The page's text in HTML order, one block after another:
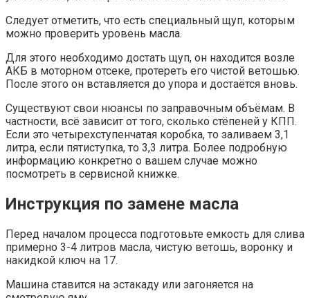
Следует отметить, что есть специальный щуп, которым
можно проверить уровень масла.
Для этого необходимо достать щуп, он находится возле
АКБ в моторном отсеке, протереть его чистой ветошью.
После этого он вставляется до упора и достаётся вновь.
Существуют свои нюансы по заправочным объёмам. В
частности, всё зависит от того, сколько стёпеней у КПП.
Если это четырехступенчатая коробка, то заливаем 3,1
литра, если пятиступка, то 3,3 литра. Более подробную
информацию конкретно о вашем случае можно
посмотреть в сервисной книжке.
Инструкция по замене масла
Перед началом процесса подготовьте емкость для слива
примерно 3-4 литров масла, чистую ветошь, воронку и
накидкой ключ на 17.
Машина ставится на эстакаду или загоняется на